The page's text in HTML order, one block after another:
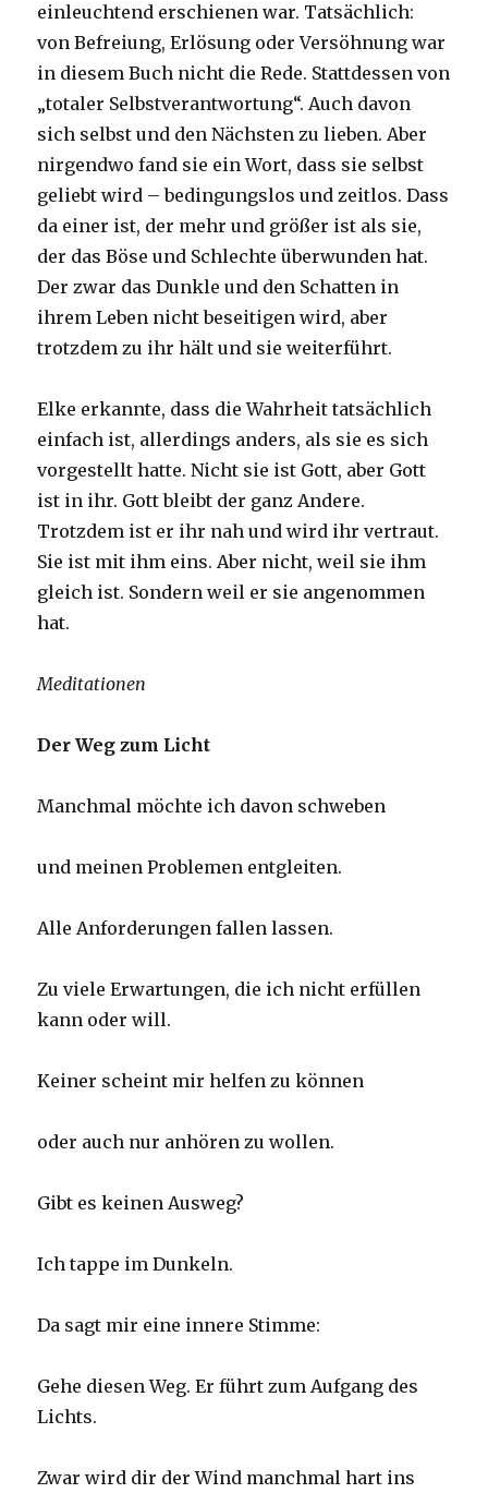
einleuchtend erschienen war. Tatsächlich:
von Befreiung, Erlösung oder Ver­söh­nung war
in diesem Buch nicht die Rede. Stattdessen von
„totaler Selbstverant­wortung“. Auch davon
sich selbst und den Nächsten zu lieben. Aber
nirgendwo fand sie ein Wort, dass sie selbst
geliebt wird – bedingungslos und zeitlos. Dass
da einer ist, der mehr und größer ist als sie,
der das Böse und Schlechte überwunden hat.
Der zwar das Dunkle und den Schatten in
ihrem Leben nicht beseitigen wird, aber
trotzdem zu ihr hält und sie weiterführt.
Elke erkannte, dass die Wahrheit tat­sächlich
einfach ist, allerdings anders, als sie es sich
vorgestellt hatte. Nicht sie ist Gott, aber Gott
ist in ihr. Gott bleibt der ganz Andere.
Trotzdem ist er ihr nah und wird ihr vertraut.
Sie ist mit ihm eins. Aber nicht, weil sie ihm
gleich ist. Sondern weil er sie angenommen
hat.
Meditationen
Der Weg zum Licht
Manchmal möchte ich davon schweben
und meinen Problemen entgleiten.
Alle Anforderungen fallen lassen.
Zu viele Erwartungen, die ich nicht erfüllen
kann oder will.
Keiner scheint mir helfen zu können
oder auch nur anhören zu wollen.
Gibt es keinen Ausweg?
Ich tappe im Dunkeln.
Da sagt mir eine innere Stimme:
Gehe diesen Weg. Er führt zum Aufgang des
Lichts.
Zwar wird dir der Wind manchmal hart ins